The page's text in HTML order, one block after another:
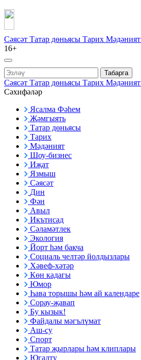
Сәясәт Татар дөньясы Тарих Мәдәният
16+
Табарга
Сәясәт Татар дөньясы Тарих Мәдәният
Сәхифәләр
Ясалма Фәһем
Җәмгыять
Татар дөньясы
Тарих
Мәдәният
Шоу-бизнес
Иҗат
Язмыш
Сәясәт
Дин
Фән
Авыл
Икътисад
Сәламәтлек
Экология
Йорт һәм бакча
Социаль челтәр йолдызлары
Хәвеф-хәтәр
Көн кадагы
Юмор
Һава торышы һәм ай календаре
Сорау-җавап
Бу кызык!
Файдалы мәгълүмат
Аш-су
Спорт
Татар җырлары һәм клиплары
Югалту